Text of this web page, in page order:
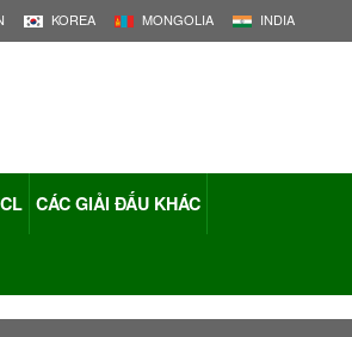
KOREA MONGOLIA INDIA
CÁC GIẢI ĐẤU KHÁC